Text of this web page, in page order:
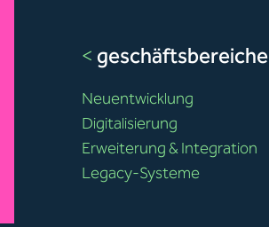
<geschäftsbereiche
Neuentwicklung
Digitalisierung
Erweiterung & Integration
Legacy-Systeme